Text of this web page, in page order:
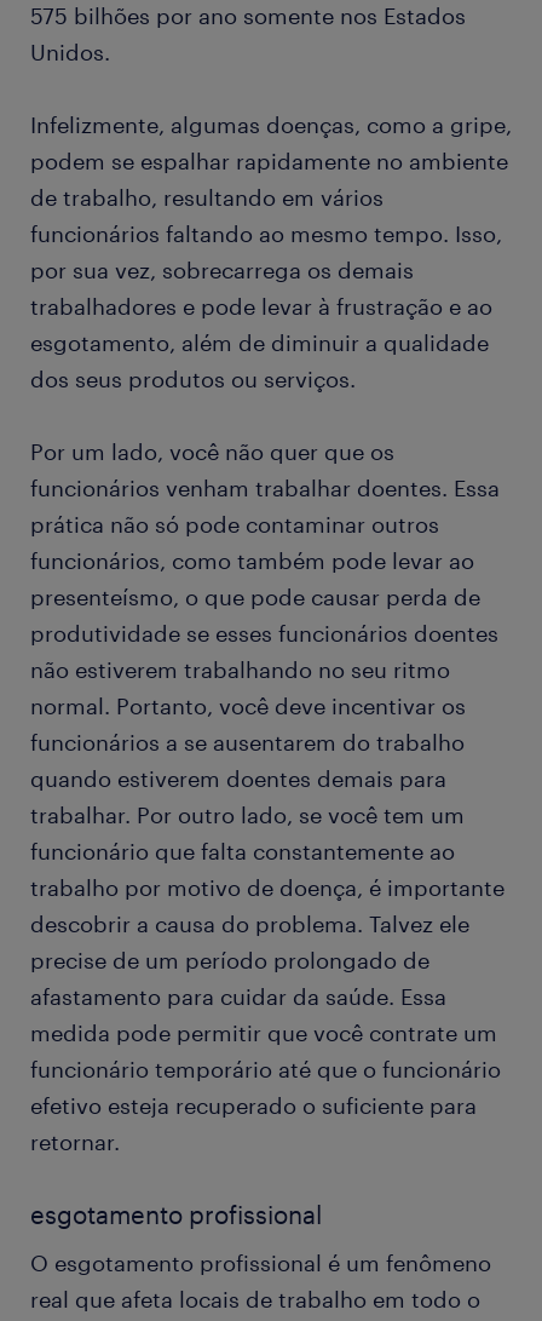
575 bilhões por ano somente nos Estados
Unidos.
Infelizmente, algumas doenças, como a gripe,
podem se espalhar rapidamente no ambiente
de trabalho, resultando em vários
funcionários faltando ao mesmo tempo. Isso,
por sua vez, sobrecarrega os demais
trabalhadores e pode levar à frustração e ao
esgotamento, além de diminuir a qualidade
dos seus produtos ou serviços.
Por um lado, você não quer que os
funcionários venham trabalhar doentes. Essa
prática não só pode contaminar outros
funcionários, como também pode levar ao
presenteísmo, o que pode causar perda de
produtividade se esses funcionários doentes
não estiverem trabalhando no seu ritmo
normal. Portanto, você deve incentivar os
funcionários a se ausentarem do trabalho
quando estiverem doentes demais para
trabalhar. Por outro lado, se você tem um
funcionário que falta constantemente ao
trabalho por motivo de doença, é importante
descobrir a causa do problema. Talvez ele
precise de um período prolongado de
afastamento para cuidar da saúde. Essa
medida pode permitir que você contrate um
funcionário temporário até que o funcionário
efetivo esteja recuperado o suficiente para
retornar.
esgotamento profissional
O esgotamento profissional é um fenômeno
real que afeta locais de trabalho em todo o